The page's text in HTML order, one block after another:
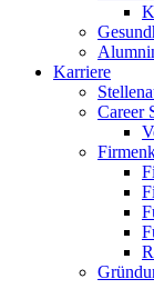
Karriere
Career